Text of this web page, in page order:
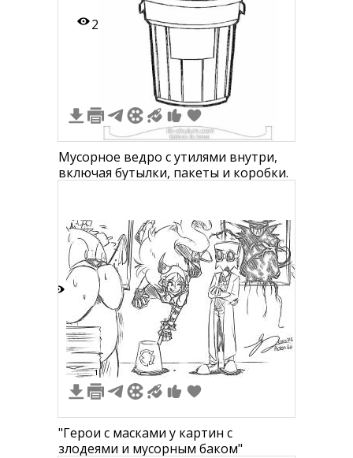
2
Мусорное ведро с утилями внутри,
включая бутылки, пакеты и коробки.
1
"Герои с масками у картин с
злодеями и мусорным баком"